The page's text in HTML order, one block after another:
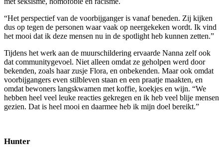
“Het perspectief van de voorbijganger is vanaf beneden. Zij kijken
dus op tegen de personen waar vaak op neergekeken wordt. Ik vind
het mooi dat ik deze mensen nu in de spotlight heb kunnen zetten.”
Tijdens het werk aan de muurschildering ervaarde Nanna zelf ook
dat communitygevoel. Niet alleen omdat ze geholpen werd door
bekenden, zoals haar zusje Flora, en onbekenden. Maar ook omdat
voorbijgangers even stilbleven staan en een praatje maakten, en
omdat bewoners langskwamen met koffie, koekjes en wijn. “We
hebben heel veel leuke reacties gekregen en ik heb veel blije mensen
gezien. Dat is heel mooi en daarmee heb ik mijn doel bereikt.”
Hunter